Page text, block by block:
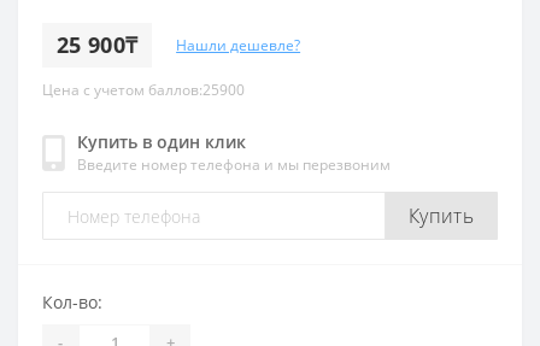
25 900₸ Нашли дешевле?
Цена с учетом баллов:25900
Купить в один клик
Введите номер телефона и мы перезвоним
Купить
Кол-во: